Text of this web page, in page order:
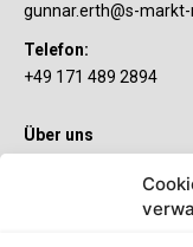
gunnar.erth@s-
Telefon:
+49 171 489 2894
Über uns
Sie wollen mehr als
S-Quin Konto genau